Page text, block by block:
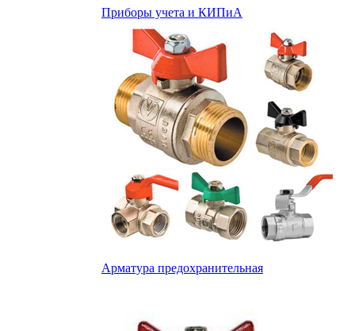
Приборы учета и КИПиА
Арматура предохранительная